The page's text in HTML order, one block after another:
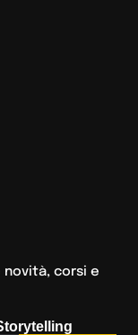
novità, corsi e